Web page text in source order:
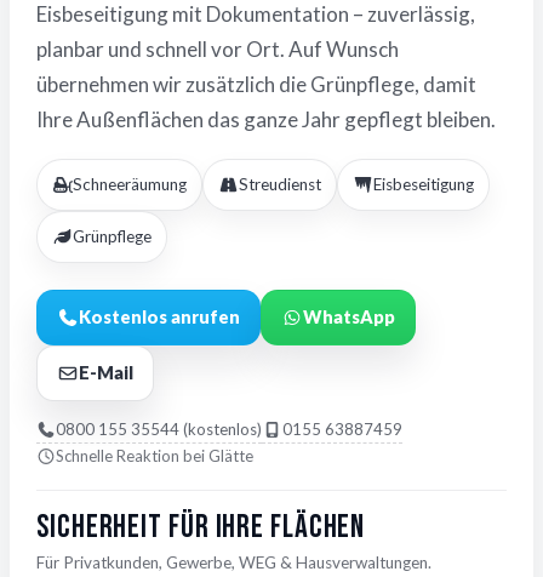
Eisbeseitigung mit Dokumentation – zuverlässig,
planbar und schnell vor Ort. Auf Wunsch
übernehmen wir zusätzlich die Grünpflege, damit
Ihre Außenflächen das ganze Jahr gepflegt bleiben.
Schneeräumung Streudienst Eisbeseitigung
Grünpflege
Kostenlos anrufen WhatsApp
E-Mail
0800 155 35544 (kostenlos)
0155 63887459
Schnelle Reaktion bei Glätte
Sicherheit für Ihre Flächen
Für Privatkunden, Gewerbe, WEG & Hausverwaltungen.